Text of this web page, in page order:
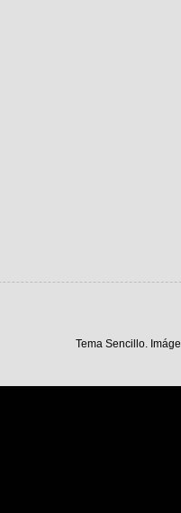
Tema Sencillo.